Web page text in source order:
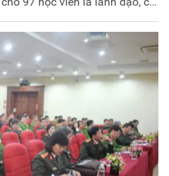
và cán bộ, giáo viên